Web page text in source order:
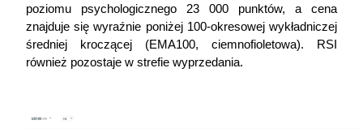
poziomu psychologicznego 23 000 punktów, a cena
znajduje się wyraźnie poniżej 100-okresowej wykładniczej
średniej kroczącej (EMA100, ciemnofioletowa). RSI
również pozostaje w strefie wyprzedania.